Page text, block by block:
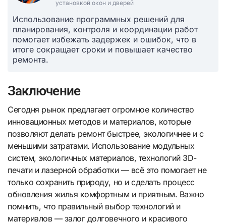
установкой окон и дверей
Использование программных решений для
планирования, контроля и координации работ
помогает избежать задержек и ошибок, что в
итоге сокращает сроки и повышает качество
ремонта.
Заключение
Сегодня рынок предлагает огромное количество
инновационных методов и материалов, которые
позволяют делать ремонт быстрее, экологичнее и с
меньшими затратами. Использование модульных
систем, экологичных материалов, технологий 3D-
печати и лазерной обработки — всё это помогает не
только сохранить природу, но и сделать процесс
обновления жилья комфортным и приятным. Важно
помнить, что правильный выбор технологий и
материалов — залог долговечного и красивого